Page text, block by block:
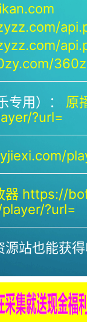
专用）： 原
?url=
器 https://
?url=
站也能获